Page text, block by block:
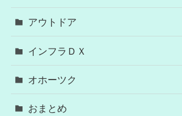
アウトドア
インフラＤＸ
オホーツク
おまとめ